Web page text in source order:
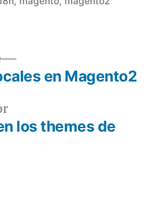
Entrada
anterior:
los themes de
Entrada
siguiente:en Magento2